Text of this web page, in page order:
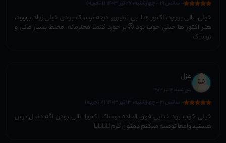
سانس 19 - چهارشنبه، 27 تیر 1403 (1 تجربه)
خیلی عالی بووود، اکتور هااا بی نظیرررر، درجه ترسناک بودن خیلی زیاد بووود،
هنر اکتور ها خیلی خوب بود😍بر خورد کتملا محترمانه، محیط بسیار عالی و
ترسناک
غزل
پنج شنبه، 14 تیر 1403
سانس 21 - چهارشنبه، 13 تیر 1403 (7 تجربه)
خیلی خوب بود خدایی فوق العاده ترسناک اکتورا عالی بودن اگه دنبال ترس
هستید واقعا توصیه میکنم دمتون گرم 👌🏻👌🏻